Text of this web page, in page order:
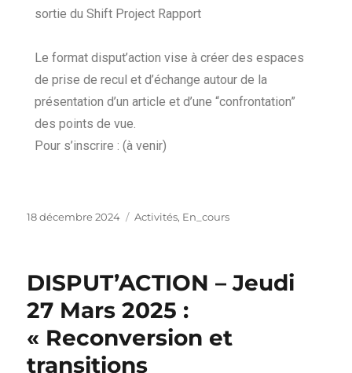
sortie du Shift Project Rapport
Le format disput’action vise à créer des espaces
de prise de recul et d’échange autour de la
présentation d’un article et d’une “confrontation”
des points de vue.
Pour s’inscrire : (à venir)
18 décembre 2024 Activités, En_cours
DISPUT’ACTION – Jeudi
27 Mars 2025 :
« Reconversion et
transitions